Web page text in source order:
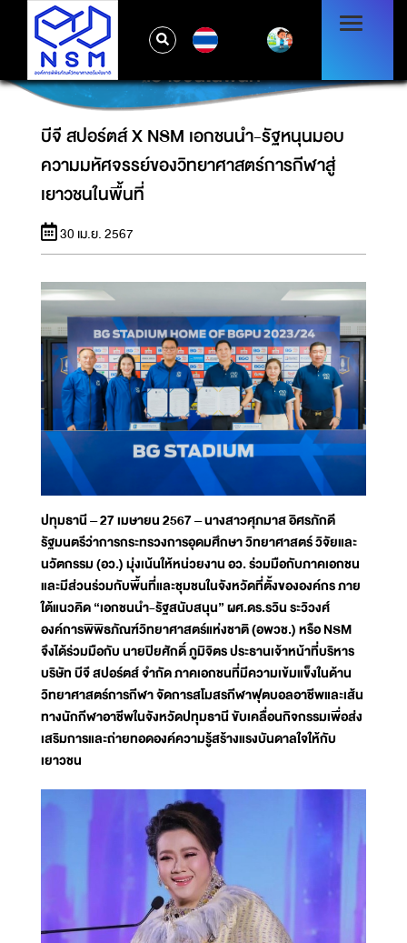
บีจี สปอร์ตส์ X NSM เอกชนนำ-รัฐหนุนมอบ
ความมหัศจรรย์ของวิทยาศาสตร์การกีฬาสู่
เยาวชนในพื้นที่
บีจี สปอร์ตส์ X NSM เอกชนนำ-รัฐหนุนมอบ
ความมหัศจรรย์ของวิทยาศาสตร์การกีฬาสู่
เยาวชนในพื้นที่
30 เม.ย. 2567
ปทุมธานี – 27 เมษายน 2567 – นางสาวศุภมาส อิศรภักดี
รัฐมนตรีว่าการกระทรวงการอุดมศึกษา วิทยาศาสตร์ วิจัยและ
นวัตกรรม (อว.) มุ่งเน้นให้หน่วยงาน อว. ร่วมมือกับภาคเอกชน
และมีส่วนร่วมกับพื้นที่และชุมชนในจังหวัดที่ตั้งขององค์กร ภาย
ใต้แนวคิด “เอกชนนำ-รัฐสนับสนุน” ผศ.ดร.รวิน ระวิวงศ์
องค์การพิพิธภัณฑ์วิทยาศาสตร์แห่งชาติ (อพวช.) หรือ NSM
จึงได้ร่วมมือกับ นายปิยศักดิ์ ภูมิจิตร ประธานเจ้าหน้าที่บริหาร
บริษัท บีจี สปอร์ตส์ จำกัด ภาคเอกชนที่มีความเข้มแข็งในด้าน
วิทยาศาสตร์การกีฬา จัดการสโมสรกีฬาฟุตบอลอาชีพและเส้น
ทางนักกีฬาอาชีพในจังหวัดปทุมธานี ขับเคลื่อนกิจกรรมเพื่อส่ง
เสริมการและถ่ายทอดองค์ความรู้สร้างแรงบันดาลใจให้กับ
เยาวชน